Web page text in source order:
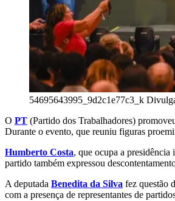
54695643995_9d2c1e77c3_k
O PT (Partido dos Trabalhadores)
Durante o evento, que reuniu figuras
Humberto Costa, que ocupa a
partido também expressou
A deputada Benedita da Silva fez questão
com a presença de representantes de